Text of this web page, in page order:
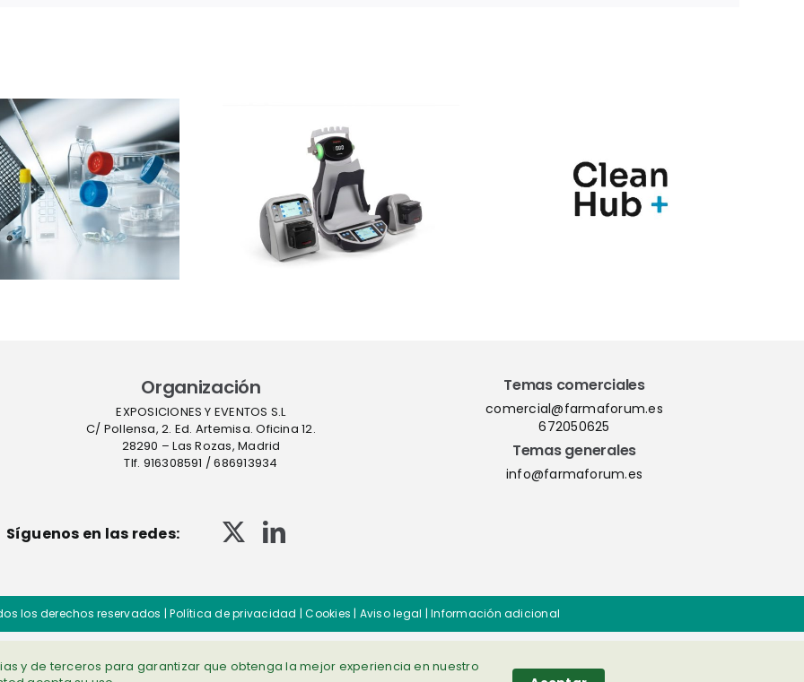
Thermo Fisher
Scientific
presentará el
sistema Thermo
Scientific™
InstaFlux™ en
Farmaforum
CleanHub+
exponen una
estrategia de
barreras
sucesivas para el
control de
Farmaforum las
novedades de sus
soluciones
Organización
EXPOSICIONES Y EVENTOS S.L
C/ Pollensa, 2. Ed. Artemisa. Oficina 12.
28290 – Las Rozas, Madrid
Tlf. 916308591 / 686913934
Temas comerciales
comercial@farmaforum.es
672050625
Temas generales
info@farmaforum.es
Síguenos en las redes:
los derechos reservados |Política de privacidad |Cookies | Aviso legal |Información adicional
y de terceros para garantizar que obtenga la mejor experiencia en nuestro